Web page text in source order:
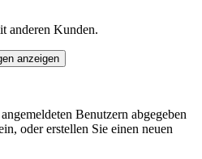
anderen Kunden.
anzeigen
Benutzern abgegeben
oder erstellen Sie einen neuen